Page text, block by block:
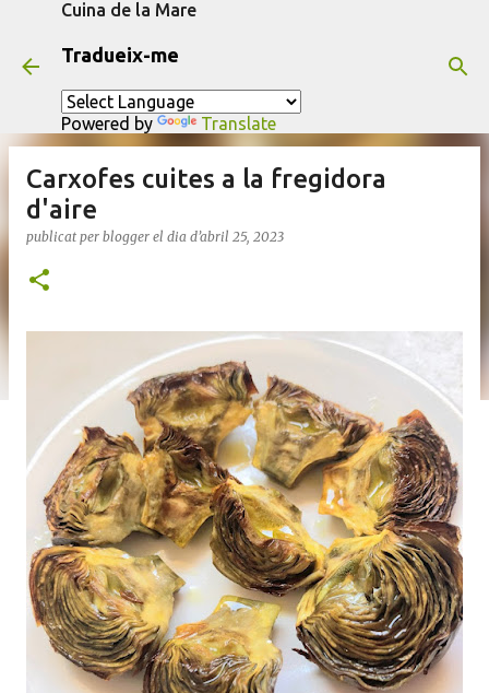
Cuina de la Mare
Tradueix-me
Powered by Translate
Carxofes cuites a la fregidora
d'aire
publicat per blogger el dia d’abril 25, 2023